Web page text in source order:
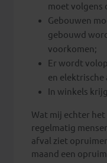
moet volgens
Gebouwen
gebouwd
voorkomen;
Er wordt
en elektrische
In winkels
Wat mij echter
regelmatig
afval ziet
maand een